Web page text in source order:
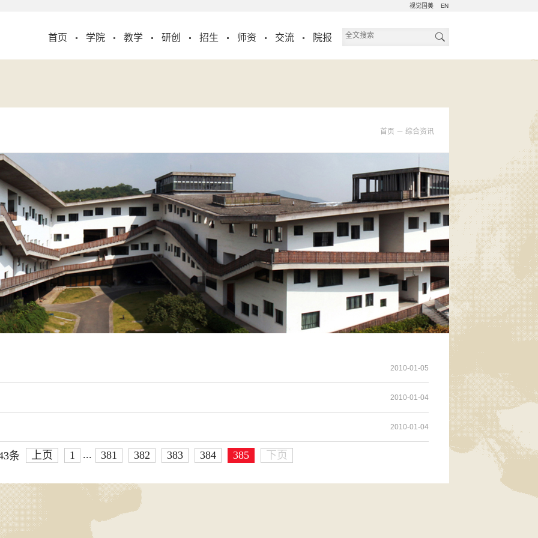
视觉国美 EN
首页 学院 教学 研创 招生 师资 交流 院报
首页 － 综合资讯
2010-01-05
2010-01-04
2010-01-04
条 上页 1 ... 381 382 383 384 385 下页